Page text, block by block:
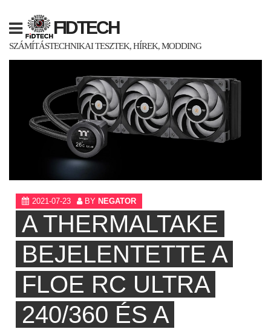
content
FIDTECH
SZÁMÍTÁSTECHNIKAI TESZTEK, HÍREK, MODDING
2021-07-23 BY NEGATOR
A THERMALTAKE
BEJELENTETTE A
FLOE RC ULTRA
240/360 ÉS A